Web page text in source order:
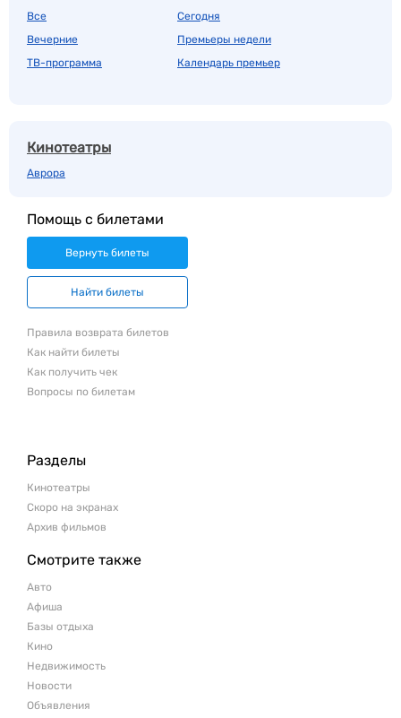
Все
Вечерние
ТВ-программа
Сегодня
Премьеры недели
Календарь премьер
Кинотеатры
Аврора
Помощь с билетами
Вернуть билеты
Найти билеты
Правила возврата билетов
Как найти билеты
Как получить чек
Вопросы по билетам
Разделы
Кинотеатры
Скоро на экранах
Архив фильмов
Смотрите также
Авто
Афиша
Базы отдыха
Кино
Недвижимость
Новости
Объявления